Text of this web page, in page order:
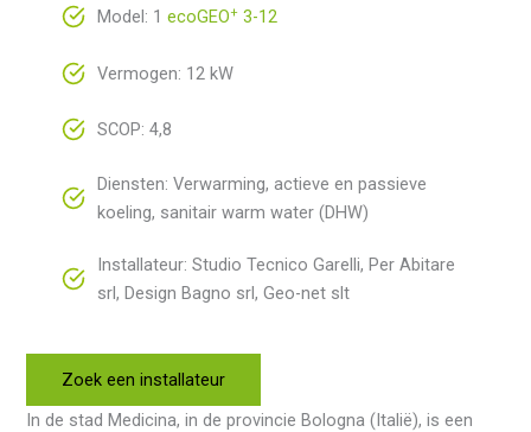
Model: 1 ecoGEO+3-12
Vermogen: 12 kW
SCOP: 4,8
Diensten: Verwarming, actieve en passieve
koeling, sanitair warm water (DHW)
Installateur: Studio Tecnico Garelli, Per Abitare
srl, Design Bagno srl, Geo-net slt
Zoek een installateur
In de stad Medicina, in de provincie Bologna (Italië), is een